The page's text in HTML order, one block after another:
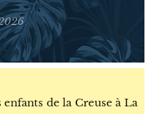
de la Creuse à La